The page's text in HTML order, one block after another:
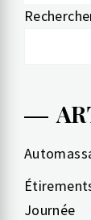
Journée